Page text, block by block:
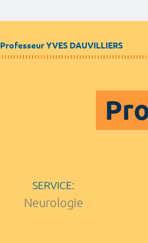
Professeur YVES DAUVILLIERS
SERVICE:
Neurologie